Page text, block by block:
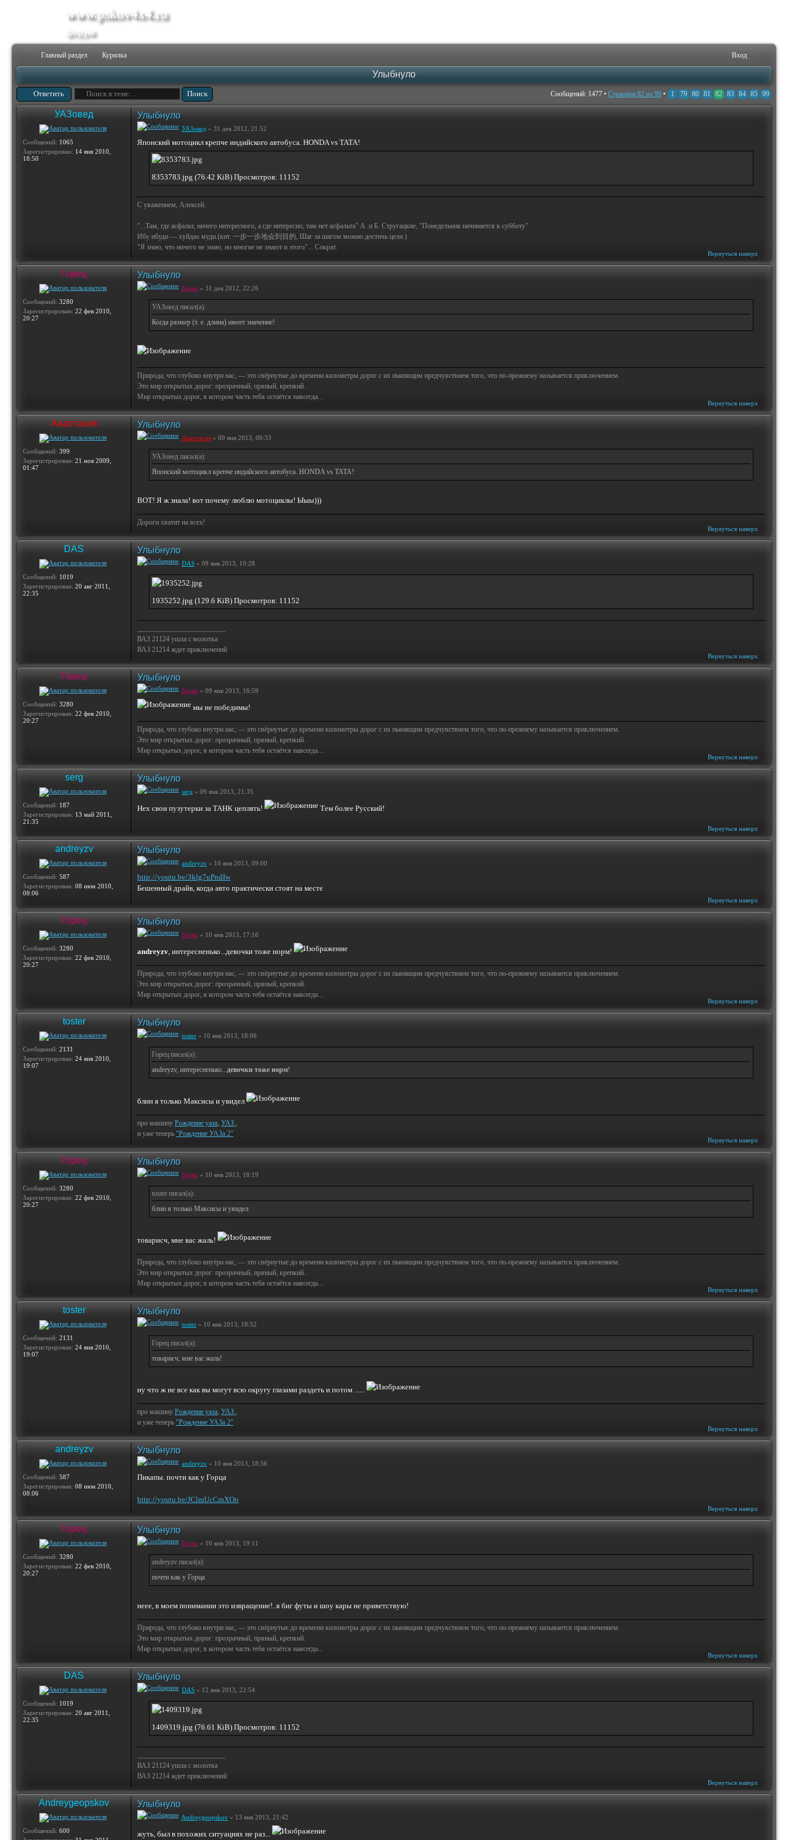
www.pskov4x4.ru
форум
Главный раздел Курилка Вход
Улыбнуло
Ответить Сообщений: 1477 • Страница 82 из 99 • 1 79 80 81 82 83 84 85 99
УАЗовед
Сообщений: 1065
Зарегистрирован: 14 янв 2010,
18:50
Улыбнуло
УАЗовед » 31 дек 2012, 21:52
Японский мотоцикл крепче индийского автобуса. HONDA vs TATA!
8353783.jpg (76.42 KiB) Просмотров: 11152
С уважением, Алексей.
"...Там, где асфальт, ничего интересного, а где интересно, там нет асфальта" А. и Б. Стругацкие, "Понедельник начинается в субботу"
Ибу ибуди — хуйдао муди.(кит. 一步一步地会到目的, Шаг за шагом можно достичь цели.)
"Я знаю, что ничего не знаю, но многие не знают и этого"... Сократ.
Вернуться наверх
Горец
Сообщений: 3280
Зарегистрирован: 22 фев 2010,
20:27
Улыбнуло
Горец » 31 дек 2012, 22:26
УАЗовед писал(а):
Когда размер (т. е. длина) имеет значение!
Природа, что глубоко внутри нас, — это свёрнутые до времени километры дорог с их пьянящим предчувствием того, что по-прежнему называется приключением.
Это мир открытых дорог: прозрачный, пряный, крепкий.
Мир открытых дорог, в котором часть тебя остаётся навсегда...
Вернуться наверх
Анастасия
Сообщений: 399
Зарегистрирован: 21 ноя 2009,
01:47
Улыбнуло
Анастасия » 09 янв 2013, 00:33
УАЗовед писал(а):
Японский мотоцикл крепче индийского автобуса. HONDA vs TATA!
ВОТ! Я ж знала! вот почему люблю мотоциклы! Ыыы)))
Дороги хватит на всех!
Вернуться наверх
DAS
Сообщений: 1019
Зарегистрирован: 20 авг 2011,
22:35
Улыбнуло
DAS » 09 янв 2013, 10:28
1935252.jpg (129.6 KiB) Просмотров: 11152
ВАЗ 21124 ушла с молотка
ВАЗ 21214 ждет приключений
Вернуться наверх
Горец
Сообщений: 3280
Зарегистрирован: 22 фев 2010,
20:27
Улыбнуло
Горец » 09 янв 2013, 16:59
мы не победимы!
Природа, что глубоко внутри нас, — это свёрнутые до времени километры дорог с их пьянящим предчувствием того, что по-прежнему называется приключением.
Это мир открытых дорог: прозрачный, пряный, крепкий.
Мир открытых дорог, в котором часть тебя остаётся навсегда...
Вернуться наверх
serg
Сообщений: 187
Зарегистрирован: 13 май 2011,
21:35
Улыбнуло
serg » 09 янв 2013, 21:35
Нех свои пузутерки за ТАНК цеплять! Тем более Русский!
Вернуться наверх
andreyzv
Сообщений: 587
Зарегистрирован: 08 июн 2010,
08:06
Улыбнуло
andreyzv » 10 янв 2013, 09:00
http://youtu.be/3klg7uPndIw
Бешенный драйв, когда авто практически стоят на месте
Вернуться наверх
Горец
Сообщений: 3280
Зарегистрирован: 22 фев 2010,
20:27
Улыбнуло
Горец » 10 янв 2013, 17:16
andreyzv, интересненько...девочки тоже норм!
Природа, что глубоко внутри нас, — это свёрнутые до времени километры дорог с их пьянящим предчувствием того, что по-прежнему называется приключением.
Это мир открытых дорог: прозрачный, пряный, крепкий.
Мир открытых дорог, в котором часть тебя остаётся навсегда...
Вернуться наверх
toster
Сообщений: 2131
Зарегистрирован: 24 янв 2010,
19:07
Улыбнуло
toster » 10 янв 2013, 18:06
Горец писал(а):
andreyzv, интересненько...девочки тоже норм!
блин я только Максисы и увидел
про машину Рождение уаза, УАЗ ,
и уже теперь "Рождение УАЗа 2"
Вернуться наверх
Горец
Сообщений: 3280
Зарегистрирован: 22 фев 2010,
20:27
Улыбнуло
Горец » 10 янв 2013, 18:19
toster писал(а):
блин я только Максисы и увидел
товарисч, мне вас жаль!
Природа, что глубоко внутри нас, — это свёрнутые до времени километры дорог с их пьянящим предчувствием того, что по-прежнему называется приключением.
Это мир открытых дорог: прозрачный, пряный, крепкий.
Мир открытых дорог, в котором часть тебя остаётся навсегда...
Вернуться наверх
toster
Сообщений: 2131
Зарегистрирован: 24 янв 2010,
19:07
Улыбнуло
toster » 10 янв 2013, 18:52
Горец писал(а):
товарисч, мне вас жаль!
ну что ж не все как вы могут всю округу глазами раздеть и потом ......
про машину Рождение уаза, УАЗ ,
и уже теперь "Рождение УАЗа 2"
Вернуться наверх
andreyzv
Сообщений: 587
Зарегистрирован: 08 июн 2010,
08:06
Улыбнуло
andreyzv » 10 янв 2013, 18:56
Пикапы. почти как у Горца
http://youtu.be/JClmUcCmXOo
Вернуться наверх
Горец
Сообщений: 3280
Зарегистрирован: 22 фев 2010,
20:27
Улыбнуло
Горец » 10 янв 2013, 19:11
andreyzv писал(а):
почти как у Горца
неее, в моем понимании это извращение!..я биг футы и шоу кары не приветствую!
Природа, что глубоко внутри нас, — это свёрнутые до времени километры дорог с их пьянящим предчувствием того, что по-прежнему называется приключением.
Это мир открытых дорог: прозрачный, пряный, крепкий.
Мир открытых дорог, в котором часть тебя остаётся навсегда...
Вернуться наверх
DAS
Сообщений: 1019
Зарегистрирован: 20 авг 2011,
22:35
Улыбнуло
DAS » 12 янв 2013, 22:54
1409319.jpg (76.61 KiB) Просмотров: 11152
ВАЗ 21124 ушла с молотка
ВАЗ 21214 ждет приключений
Вернуться наверх
Andreygeopskov
Сообщений: 600
Улыбнуло
Andreygeopskov » 13 янв 2013, 21:42
жуть, был в похожих ситуациях не раз...